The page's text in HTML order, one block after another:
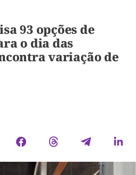
93 opções de
o dia das
variação de